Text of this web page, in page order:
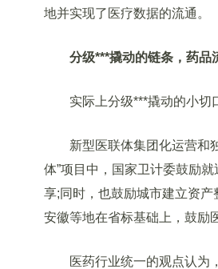
地并实现了医疗数据的流通。
分级***撬动的链条，药品
实际上分级***撬动的小切口
新型医联体集团化运营和
体”项目中，国家卫计委鼓励
享;同时，也鼓励城市建立资产
安徽等地在省标基础上，鼓励
医药行业统一的观点认为，